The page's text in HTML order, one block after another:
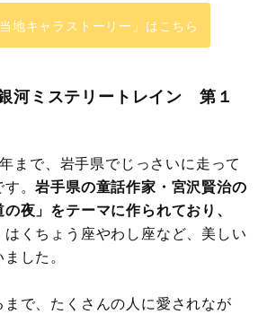
地キャラストーリー」はこちら
河ミステリートレイン 第１
まで、岩手県でじっさいに走って
す。岩手県の童話作家・宮沢賢治の
夜」をテーマに作られており、
くちょう座やわし座など、美しい
した。
で、たくさんの人に愛されなが